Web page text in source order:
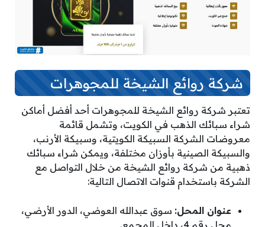
شركة روائع الشيخة للمجوهرات
تعتبر شركة روائع الشيخة للمجوهرات أحد أفضل أماكن
شراء سبائك الذهب في الكويت، وتشمل قائمة
معروضات الشركة السبيكة الكويتية، وسبيكة الأرنب،
والسبيكة الصينية بأوزان مختلفة، ويمكن شراء سبائك
ذهبية من شركة روائع الشيخة من خلال التواصل مع
الشركة باستخدام قنوات الاتصال التالية:
عنوان المحل: سوق عبدالله العوضي، الدور الأرضي،
محل رقم 4، داخل المجمع.